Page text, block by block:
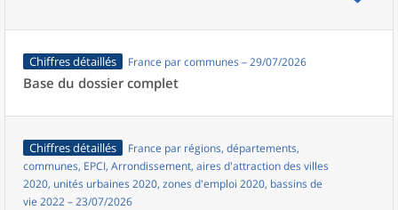
Chiffres détaillés France par communes – 29/07/2026
Base du dossier complet
Chiffres détaillés
France par régions, départements,
communes, EPCI, Arrondissement, aires d'attraction des villes
2020, unités urbaines 2020, zones d'emploi 2020, bassins de
vie 2022 – 23/07/2026